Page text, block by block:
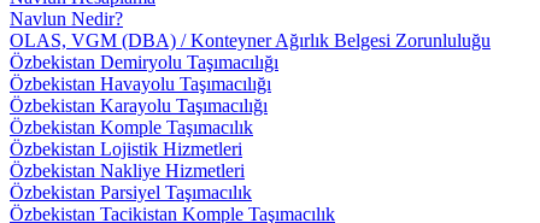
Navlun Nedir?
OLAS, VGM (DBA) / Konteyner Ağırlık Belgesi Zorunluluğu
Özbekistan Demiryolu Taşımacılığı
Özbekistan Havayolu Taşımacılığı
Özbekistan Karayolu Taşımacılığı
Özbekistan Komple Taşımacılık
Özbekistan Lojistik Hizmetleri
Özbekistan Nakliye Hizmetleri
Özbekistan Parsiyel Taşımacılık
Özbekistan Tacikistan Komple Taşımacılık